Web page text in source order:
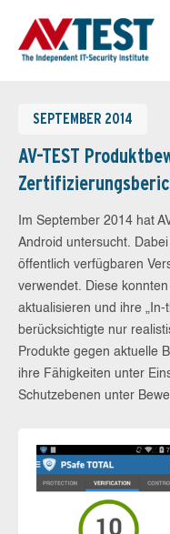
SEPTEMBER 2014
AV-TEST
Im September 2014 hat
Android untersucht.
öffentlich verfügbaren
verwendet. Diese
aktualisieren und ihre „In-
berücksichtigte nur
Produkte gegen aktuelle
ihre Fähigkeiten unter
Schutzebenen unter